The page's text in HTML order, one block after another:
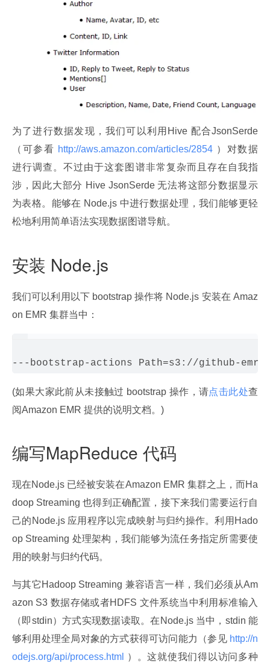
为了进行数据发现，我们可以利用Hive 配合JsonSerde
（可参看 http://aws.amazon.com/articles/2854 ）对数据
进行调查。不过由于这套图谱非常复杂而且存在自我指
涉，因此大部分 Hive JsonSerde 无法将这部分数据显示
为表格。能够在 Node.js 中进行数据处理，我们能够更轻
松地利用简单语法实现数据图谱导航。
安装 Node.js
我们可以利用以下 bootstrap 操作将 Node.js 安装在 Amaz
on EMR 集群当中：
(如果大家此前从未接触过 bootstrap 操作，请点击此处查
阅Amazon EMR 提供的说明文档。)
编写MapReduce 代码
现在Node.js 已经被安装在Amazon EMR 集群之上，而Ha
doop Streaming 也得到正确配置，接下来我们需要运行自
己的Node.js 应用程序以完成映射与归约操作。利用Hado
op Streaming 处理架构，我们能够为流任务指定所需要使
用的映射与归约代码。
与其它Hadoop Streaming 兼容语言一样，我们必须从Am
azon S3 数据存储或者HDFS 文件系统当中利用标准输入
（即stdin）方式实现数据读取。在Node.js 当中，stdin 能
够利用处理全局对象的方式获得可访问能力（参见 http://n
odejs.org/api/process.html
）。这就使我们得以访问多种